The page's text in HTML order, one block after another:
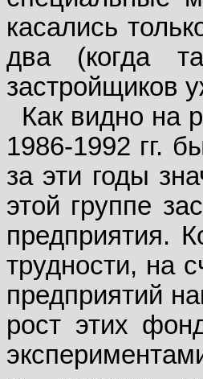
касались
два (когда
застройщиков
Как видно на
1986-1992 гг.
за эти годы
этой группе
предприятия.
трудности, на
предприятий
рост этих